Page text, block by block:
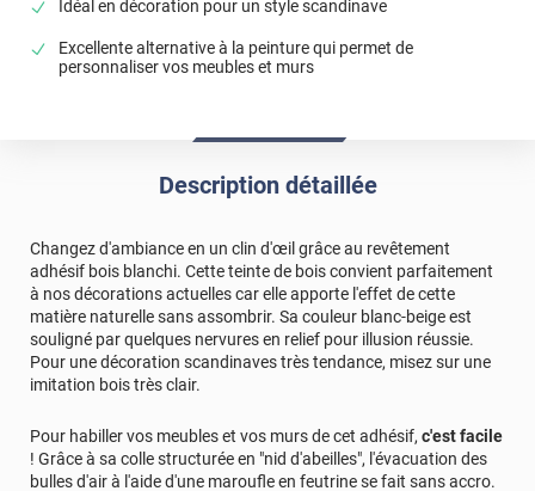
Idéal en décoration pour un style scandinave
Excellente alternative à la peinture qui permet de
personnaliser vos meubles et murs
Description détaillée
Changez d'ambiance en un clin d'œil grâce au revêtement
adhésif bois blanchi. Cette teinte de bois convient parfaitement
à nos décorations actuelles car elle apporte l'effet de cette
matière naturelle sans assombrir. Sa couleur blanc-beige est
souligné par quelques nervures en relief pour illusion réussie.
Pour une décoration scandinaves très tendance, misez sur une
imitation bois très clair.
Pour habiller vos meubles et vos murs de cet adhésif, c'est facile
! Grâce à sa colle structurée en "nid d'abeilles", l'évacuation des
bulles d'air à l'aide d'une maroufle en feutrine se fait sans accro.